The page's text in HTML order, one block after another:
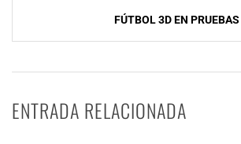
FÚTBOL 3D EN PRUEBAS
ENTRADA RELACIONADA